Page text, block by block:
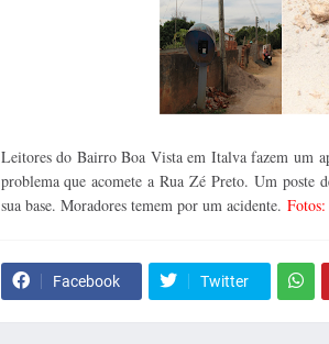
Leitores do Bairro Boa Vista em Italva fazem um
problema que acomete a Rua Zé Preto. Um poste
sua base. Moradores temem por um acidente.
Facebook Twitter